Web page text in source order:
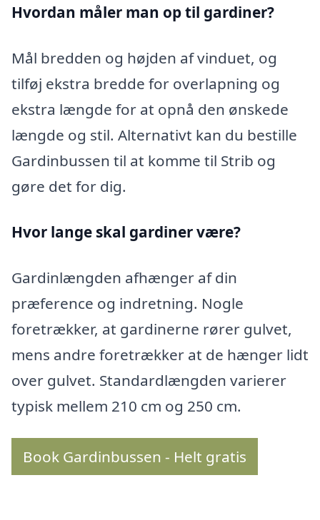
Hvordan måler man op til gardiner?
Mål bredden og højden af vinduet, og
tilføj ekstra bredde for overlapning og
ekstra længde for at opnå den ønskede
længde og stil. Alternativt kan du bestille
Gardinbussen til at komme til Strib og
gøre det for dig.
Hvor lange skal gardiner være?
Gardinlængden afhænger af din
præference og indretning. Nogle
foretrækker, at gardinerne rører gulvet,
mens andre foretrækker at de hænger lidt
over gulvet. Standardlængden varierer
typisk mellem 210 cm og 250 cm.
Book Gardinbussen - Helt gratis